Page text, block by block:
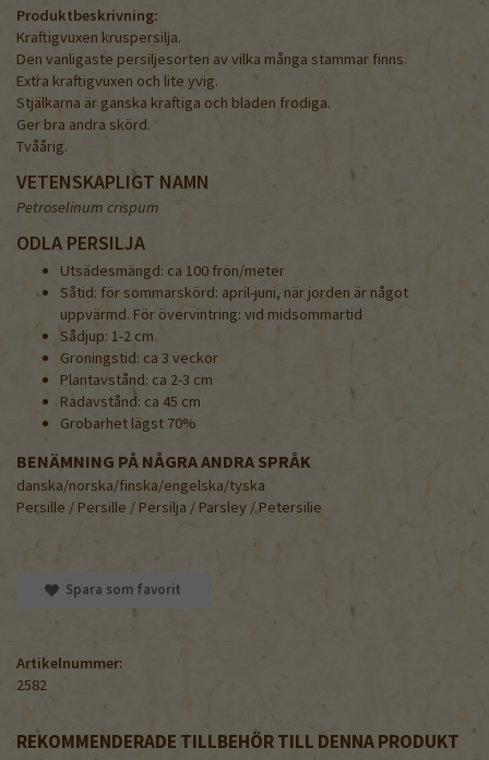
Produktbeskrivning:
Kraftigvuxen kruspersilja.
Den vanligaste persiljesorten av vilka många stammar finns.
Extra kraftigvuxen och lite yvig.
Stjälkarna är ganska kraftiga och bladen frodiga.
Ger bra andra skörd.
Tvåårig.
VETENSKAPLIGT NAMN
Petroselinum crispum
ODLA PERSILJA
Utsädesmängd: ca 100 frön/meter
Såtid: för sommarskörd: april-juni, när jorden är något
uppvärmd. För övervintring: vid midsommartid
Sådjup: 1-2 cm
Groningstid: ca 3 veckor
Plantavstånd: ca 2-3 cm
Radavstånd: ca 45 cm
Grobarhet lägst 70%
BENÄMNING PÅ NÅGRA ANDRA SPRÅK
danska/norska/finska/engelska/tyska
Persille / Persille / Persilja / Parsley / Petersilie
Spara som favorit
Artikelnummer:
2582
REKOMMENDERADE TILLBEHÖR TILL DENNA PRODUKT